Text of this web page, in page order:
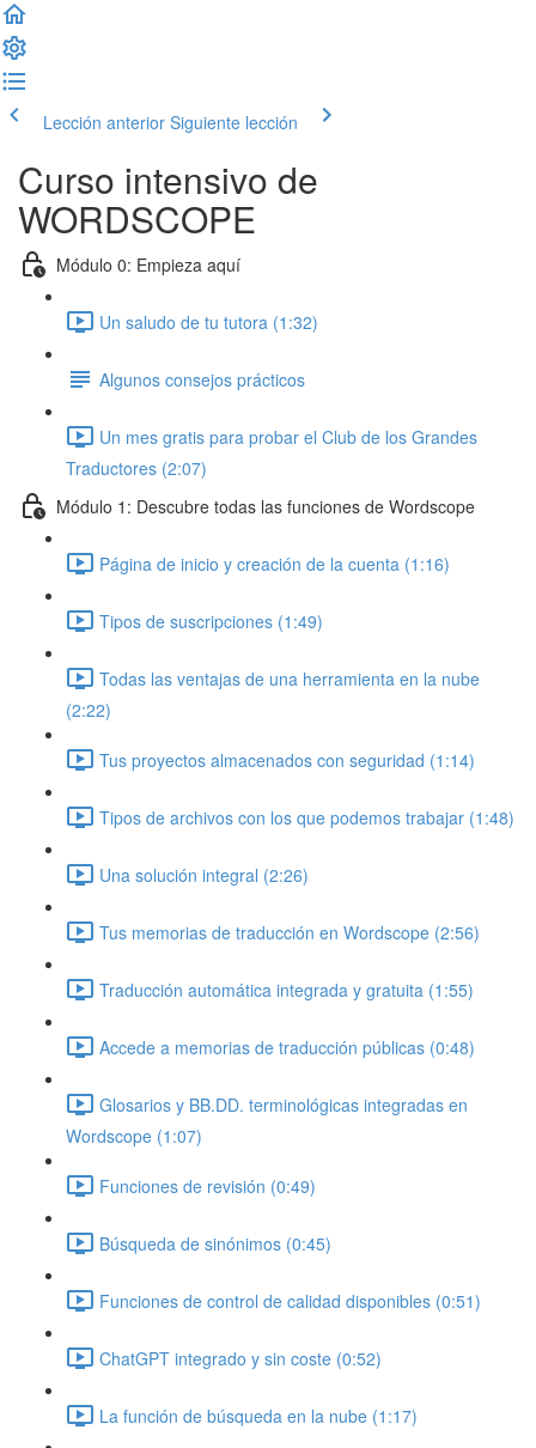
Lección anterior Siguiente lección
Curso intensivo de
WORDSCOPE
Módulo 0: Empieza aquí
Un saludo de tu tutora (1:32)
Algunos consejos prácticos
Un mes gratis para probar el Club de los Grandes
Traductores (2:07)
Módulo 1: Descubre todas las funciones de Wordscope
Página de inicio y creación de la cuenta (1:16)
Tipos de suscripciones (1:49)
Todas las ventajas de una herramienta en la nube
(2:22)
Tus proyectos almacenados con seguridad (1:14)
Tipos de archivos con los que podemos trabajar (1:48)
Una solución integral (2:26)
Tus memorias de traducción en Wordscope (2:56)
Traducción automática integrada y gratuita (1:55)
Accede a memorias de traducción públicas (0:48)
Glosarios y BB.DD. terminológicas integradas en
Wordscope (1:07)
Funciones de revisión (0:49)
Búsqueda de sinónimos (0:45)
Funciones de control de calidad disponibles (0:51)
ChatGPT integrado y sin coste (0:52)
La función de búsqueda en la nube (1:17)